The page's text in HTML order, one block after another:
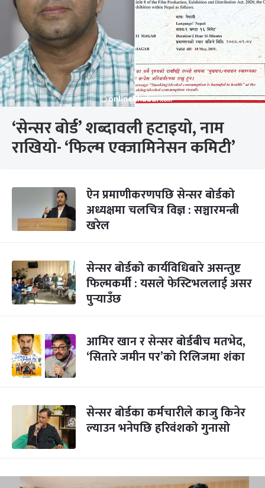
‘सेन्सर बोर्ड’ शब्दावली हटाइयो, नाम
राखियो- ‘फिल्म एक्जामिनेसन कमिटी’
ऐन प्रमाणीकरणपछि सेन्सर बोर्डको
अध्यक्षमा चलचित्र विज्ञ : सञ्चारमन्त्री
खरेल
सेन्सर बोर्डको कार्यविधिबारे असन्तुष्ट
फिल्मकर्मी : यसले फेस्टिभललाई असर
पुर्‍याउँछ
आमिर खान र सेन्सर बोर्डबीच मतभेद,
‘सितारे जमीन पर’को रिलिजमा शंका
सेन्सर बोर्डका कर्मचारीले काजु किनेर
ल्याउन भनेपछि हरिवंशको गुनासो